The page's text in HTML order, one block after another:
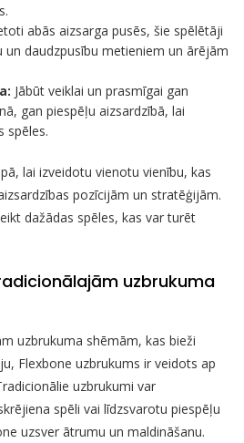
abās aizsarga pusēs, šie spēlētāji
daudzpusību metieniem un ārējām
Jābūt veiklai un prasmīgai gan
gan piespēļu aizsardzībā, lai
spēles.
lai izveidotu vienotu vienību, kas
pozīcijām un stratēģijām.
dažādas spēles, kas var turēt
uzbrukuma
uzbrukuma shēmām, kas bieži
Flexbone uzbrukums ir veidots ap
uzbrukumi var
spēli vai līdzsvarotu piespēļu
uzsver ātrumu un maldināšanu.